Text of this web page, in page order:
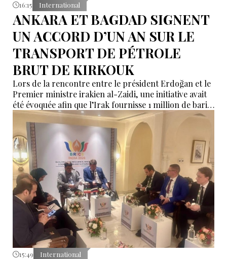
16:15 International
ANKARA ET BAGDAD SIGNENT
UN ACCORD D’UN AN SUR LE
TRANSPORT DE PÉTROLE
BRUT DE KIRKOUK
Lors de la rencontre entre le président Erdoğan et le
Premier ministre irakien al-Zaidi, une initiative avait
été évoquée afin que l’Irak fournisse 1 million de barils
de pétrole brut nécessaires aux raffineries turques.
15:49 International